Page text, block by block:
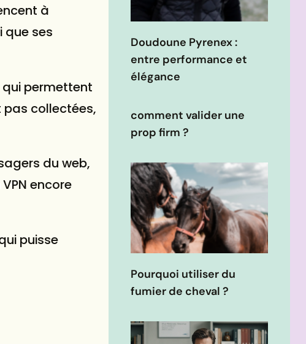
à
que ses
qui permettent
pas collectées,
du web,
encore
puisse
Doudoune Pyrenex :
entre performance et
élégance
comment valider une
prop firm ?
Pourquoi utiliser du
fumier de cheval ?